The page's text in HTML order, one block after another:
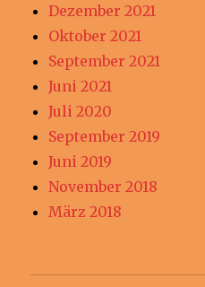
Dezember 2021
Oktober 2021
September 2021
Juni 2021
Juli 2020
September 2019
Juni 2019
November 2018
März 2018